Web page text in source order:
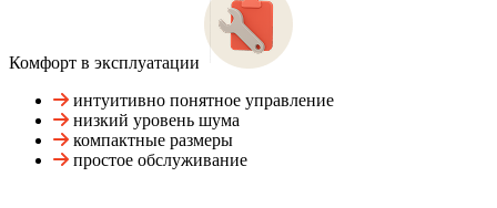
Комфорт в эксплуатации
интуитивно понятное управление
низкий уровень шума
компактные размеры
простое обслуживание